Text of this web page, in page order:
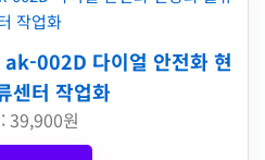
ak-002D 다이얼 안전화 현
센터 작업화
39,900원